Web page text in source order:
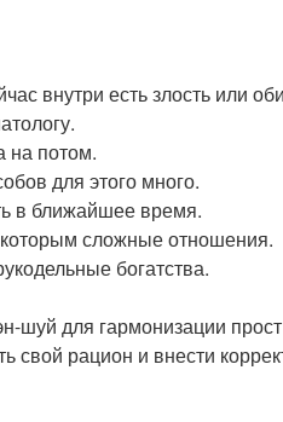
внутри есть злость или
на потом.
для этого много.
в ближайшее время.
сложные отношения.
богатства.
шуй для гармонизации
свой рацион и внести